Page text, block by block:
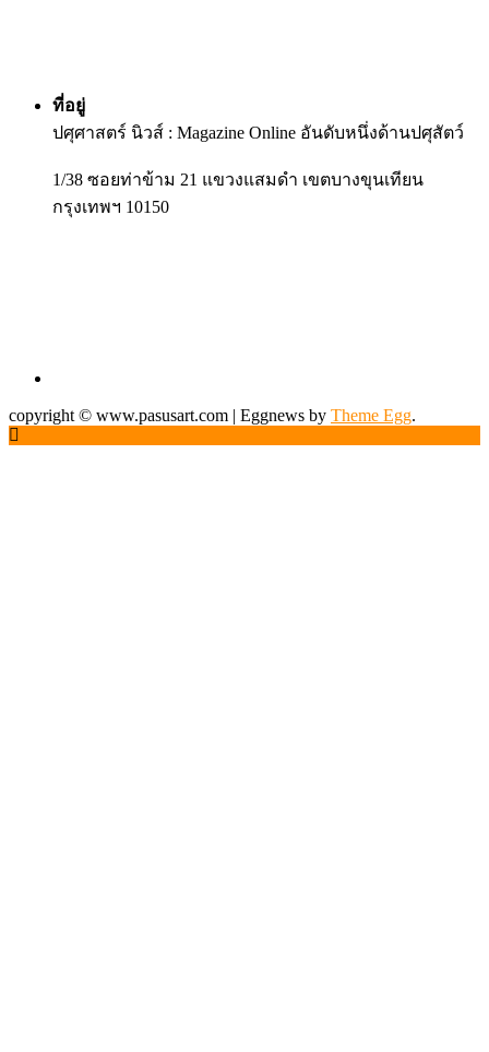
ที่อยู่
ปศุศาสตร์ นิวส์ : Magazine Online อันดับหนึ่งด้านปศุสัตว์
1/38 ซอยท่าข้าม 21 แขวงแสมดำ เขตบางขุนเทียน
กรุงเทพฯ 10150
copyright © www.pasusart.com | Eggnews by Theme Egg.